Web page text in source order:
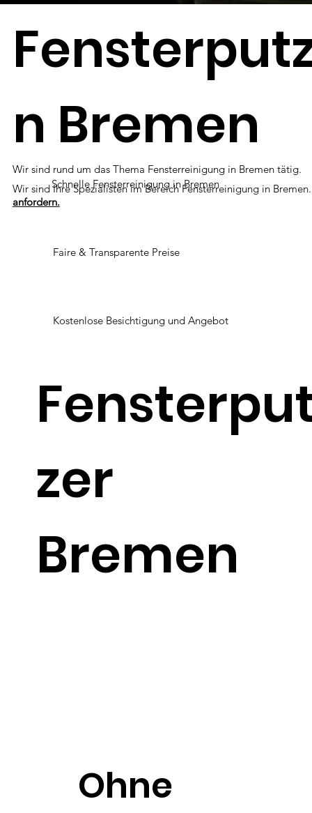
n Bremen
Wir sind rund um das Thema Fensterreinigung in Bremen tätig.
Wir sind Ihre Spezialisten im Bereich Fensterreinigung in
anfordern.
Schnelle Fensterreinigung in Bremen
Faire & Transparente Preise
Kostenlose Besichtigung und Angebot
zer
Bremen
Ohne